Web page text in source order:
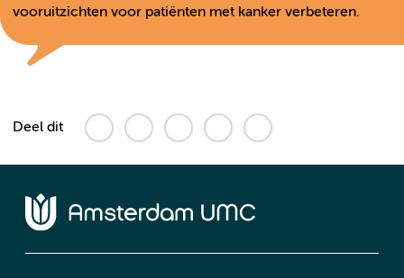
vooruitzichten voor patiënten met kanker verbeteren.
Deel dit